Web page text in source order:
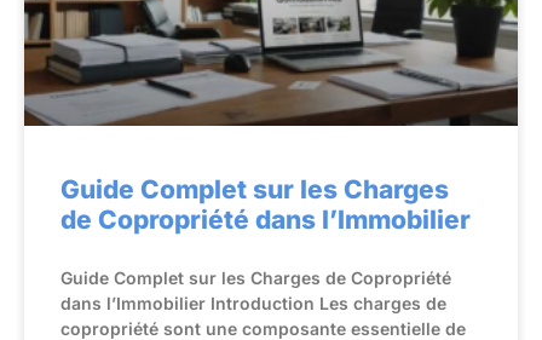
Guide Complet sur les Charges
de Copropriété dans l’Immobilier
Guide Complet sur les Charges de Copropriété
dans l’Immobilier Introduction Les charges de
copropriété sont une composante essentielle de